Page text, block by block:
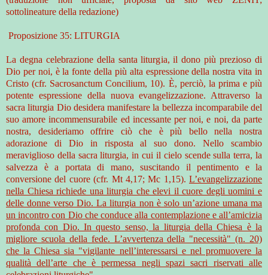
sottolineature della redazione)
Proposizione 35: LITURGIA
La degna celebrazione della santa liturgia, il dono più prezioso di
Dio per noi, è la fonte della più alta espressione della nostra vita in
Cristo (cfr. Sacrosanctum Concilium, 10). È, perciò, la prima e più
potente espressione della nuova evangelizzazione. Attraverso la
sacra liturgia Dio desidera manifestare la bellezza incomparabile del
suo amore incommensurabile ed incessante per noi, e noi, da parte
nostra, desideriamo offrire ciò che è più bello nella nostra
adorazione di Dio in risposta al suo dono. Nello scambio
meraviglioso della sacra liturgia, in cui il cielo scende sulla terra, la
salvezza è a portata di mano, suscitando il pentimento e la
conversione del cuore (cfr. Mt 4,17; Mc 1,15). L’evangelizzazione
nella Chiesa richiede una liturgia che elevi il cuore degli uomini e
delle donne verso Dio. La liturgia non è solo un’azione umana ma
un incontro con Dio che conduce alla contemplazione e all’amicizia
profonda con Dio. In questo senso, la liturgia della Chiesa è la
migliore scuola della fede. L’avvertenza della "necessità" (n. 20)
che la Chiesa sia "vigilante nell’interessarsi e nel promuovere la
qualità dell’arte che è permessa negli spazi sacri riservati alle